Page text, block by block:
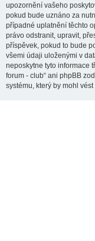
upozornění vašeho
pokud bude uznáno za
případné uplatnění těchto
právo odstranit, upravit,
příspěvek, pokud to bude
všemi údaji uloženými v
neposkytne tyto informace
forum - club“ ani phpBB
systému, který by mohl